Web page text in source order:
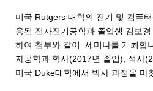
미국 Rutgers 대학의 전기 및 컴퓨
용된 전자전기공학과 졸업생 김보
하여 첨부와 같이 세미나를 개최합
자공학과 학사(2017년 졸업), 석사
미국 Duke대학에서 박사 과정을 마